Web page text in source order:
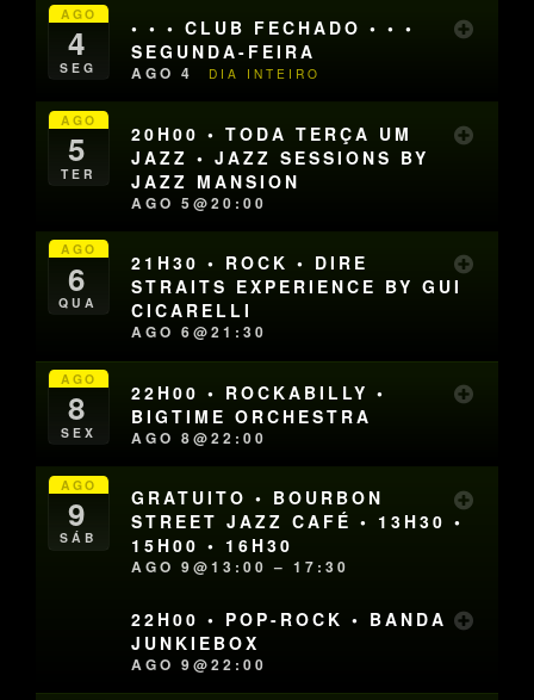
AGO
4
SEG
• • • CLUB FECHADO • • •
SEGUNDA-FEIRA
AGO 4 DIA INTEIRO
AGO
5
TER
20H00 • TODA TERÇA UM
JAZZ • JAZZ SESSIONS BY
JAZZ MANSION
AGO 5@20:00
AGO
6
QUA
21H30 • ROCK • DIRE
STRAITS EXPERIENCE BY GUI
CICARELLI
AGO 6@21:30
AGO
8
SEX
22H00 • ROCKABILLY •
BIGTIME ORCHESTRA
AGO 8@22:00
AGO
9
SÁB
GRATUITO • BOURBON
STREET JAZZ CAFÉ • 13H30 •
15H00 • 16H30
AGO 9@13:00 – 17:30
22H00 • POP-ROCK • BANDA
JUNKIEBOX
AGO 9@22:00